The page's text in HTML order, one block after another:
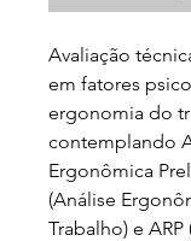
Avaliação
em fatores
ergonomia do
contemplando
Ergonômica
(Análise
Trabalho) e